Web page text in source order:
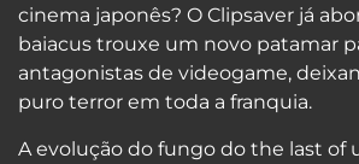
cinema japonês? O Clipsaver já
baiacus trouxe um novo patamar
antagonistas de videogame,
puro terror em toda a franquia.
A evolução do fungo do the last of